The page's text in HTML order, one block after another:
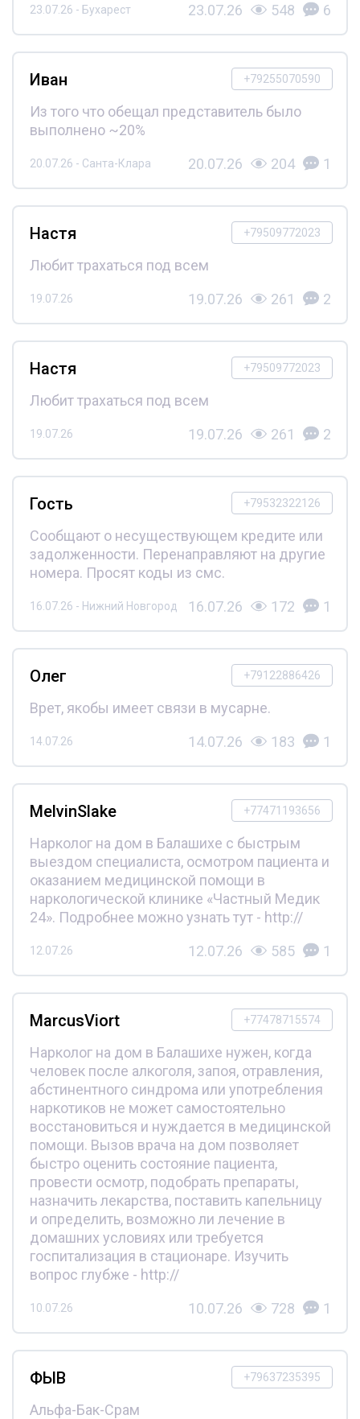
23.07.26 - Бухарест 23.07.26 548 6
+79255070590
Иван
Из того что обещал представитель было
выполнено ~20%
20.07.26 - Санта-Клара 20.07.26 204 1
+79509772023
Настя
Любит трахаться под всем
19.07.26 19.07.26 261 2
+79509772023
Настя
Любит трахаться под всем
19.07.26 19.07.26 261 2
+79532322126
Гость
Сообщают о несуществующем кредите или
задолженности. Перенаправляют на другие
номера. Просят коды из смс.
16.07.26 - Нижний Новгород 16.07.26 172 1
+79122886426
Олег
Врет, якобы имеет связи в мусарне.
14.07.26 14.07.26 183 1
+77471193656
MelvinSlake
Нарколог на дом в Балашихе с быстрым
выездом специалиста, осмотром пациента и
оказанием медицинской помощи в
наркологической клинике «Частный Медик
24». Подробнее можно узнать тут - http://
12.07.26 12.07.26 585 1
+77478715574
MarcusViort
Нарколог на дом в Балашихе нужен, когда
человек после алкоголя, запоя, отравления,
абстинентного синдрома или употребления
наркотиков не может самостоятельно
восстановиться и нуждается в медицинской
помощи. Вызов врача на дом позволяет
быстро оценить состояние пациента,
провести осмотр, подобрать препараты,
назначить лекарства, поставить капельницу
и определить, возможно ли лечение в
домашних условиях или требуется
госпитализация в стационаре. Изучить
вопрос глубже - http://
10.07.26 10.07.26 728 1
+79637235395
ФЫВ
Альфа-Бак-Срам